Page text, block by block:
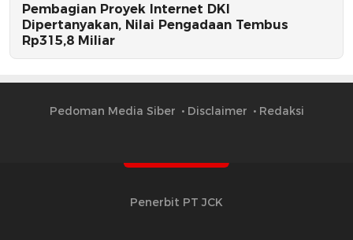
Pembagian Proyek Internet DKI
Dipertanyakan, Nilai Pengadaan Tembus
Rp315,8 Miliar
Pedoman Media Siber Disclaimer Redaksi
Penerbit PT JCK